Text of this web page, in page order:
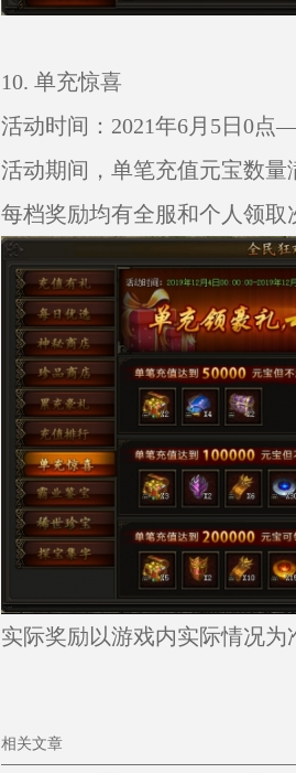
10. 单充惊喜
活动时间：2021年6月5日0点
活动期间，单笔充值元宝数
每档奖励均有全服和个人领取
实际奖励以游戏内实际情况为
相关文章